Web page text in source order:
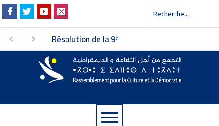
Résolution de la 9ᵉ
session du Conseil
national du
Rassemblement pour la
Culture et la Démocratie
إلى وسائل الإعلام